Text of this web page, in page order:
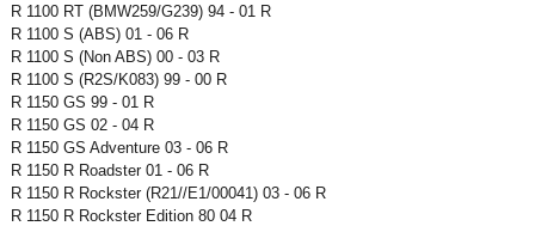
R 1100 RT (BMW259/G239) 94 - 01 R
R 1100 S (ABS) 01 - 06 R
R 1100 S (Non ABS) 00 - 03 R
R 1100 S (R2S/K083) 99 - 00 R
R 1150 GS 99 - 01 R
R 1150 GS 02 - 04 R
R 1150 GS Adventure 03 - 06 R
R 1150 R Roadster 01 - 06 R
R 1150 R Rockster (R21//E1/00041) 03 - 06 R
R 1150 R Rockster Edition 80 04 R